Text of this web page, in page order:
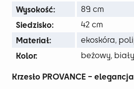
Wysokość: 89 cm
Siedzisko: 42 cm
Materiał: ekoskóra,
Kolor: beżowy, biały
Krzesło PROVANCE –